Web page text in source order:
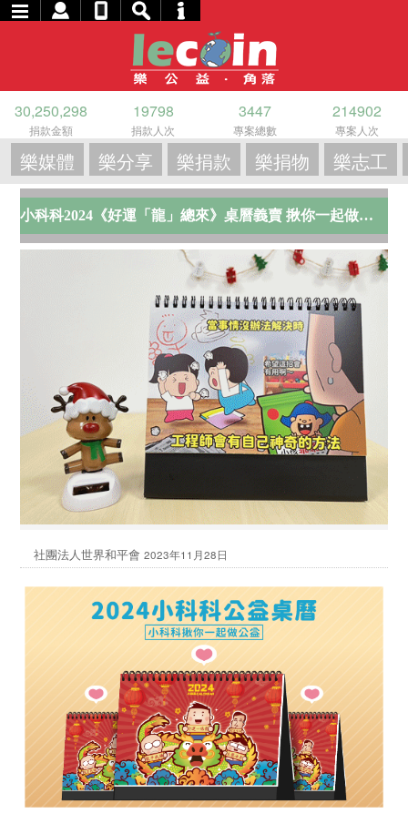
30,250,298
捐款金額
19798
捐款人次
3447
專案總數
214902
專案人次
樂媒體 樂分享 樂捐款 樂捐物 樂志工
小科科2024《好運「龍」總來》桌曆義賣 揪你一起做公益
社團法人世界和平會2023年11月28日